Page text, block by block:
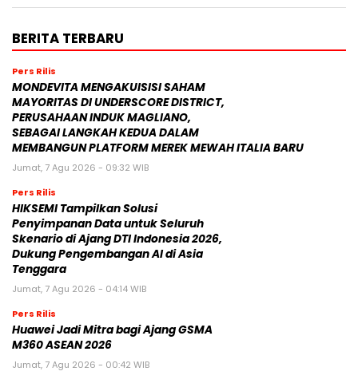
BERITA TERBARU
Pers Rilis
MONDEVITA MENGAKUISISI SAHAM
MAYORITAS DI UNDERSCORE DISTRICT,
PERUSAHAAN INDUK MAGLIANO,
SEBAGAI LANGKAH KEDUA DALAM
MEMBANGUN PLATFORM MEREK MEWAH ITALIA BARU
Jumat, 7 Agu 2026 - 09:32 WIB
Pers Rilis
HIKSEMI Tampilkan Solusi
Penyimpanan Data untuk Seluruh
Skenario di Ajang DTI Indonesia 2026,
Dukung Pengembangan AI di Asia
Tenggara
Jumat, 7 Agu 2026 - 04:14 WIB
Pers Rilis
Huawei Jadi Mitra bagi Ajang GSMA
M360 ASEAN 2026
Jumat, 7 Agu 2026 - 00:42 WIB